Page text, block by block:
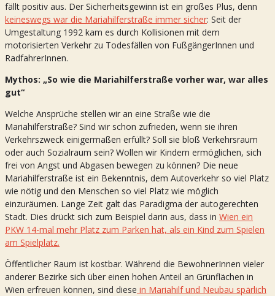
fällt positiv aus. Der Sicherheitsgewinn ist ein großes Plus, denn
keineswegs war die Mariahilferstraße immer sicher: Seit der
Umgestaltung 1992 kam es durch Kollisionen mit dem
motorisierten Verkehr zu Todesfällen von FußgängerInnen und
RadfahrerInnen.
Mythos: „So wie die Mariahilferstraße vorher war, war alles
gut“
Welche Ansprüche stellen wir an eine Straße wie die
Mariahilferstraße? Sind wir schon zufrieden, wenn sie ihren
Verkehrszweck einigermaßen erfüllt? Soll sie bloß Verkehrsraum
oder auch Sozialraum sein? Wollen wir Kindern ermöglichen, sich
frei von Angst und Abgasen bewegen zu können? Die neue
Mariahilferstraße ist ein Bekenntnis, dem Autoverkehr so viel Platz
wie nötig und den Menschen so viel Platz wie möglich
einzuräumen. Lange Zeit galt das Paradigma der autogerechten
Stadt. Dies drückt sich zum Beispiel darin aus, dass in Wien ein
PKW 14-mal mehr Platz zum Parken hat, als ein Kind zum Spielen
am Spielplatz.
Öffentlicher Raum ist kostbar. Während die BewohnerInnen vieler
anderer Bezirke sich über einen hohen Anteil an Grünflächen in
Wien erfreuen können, sind diese in Mariahilf und Neubau spärlich